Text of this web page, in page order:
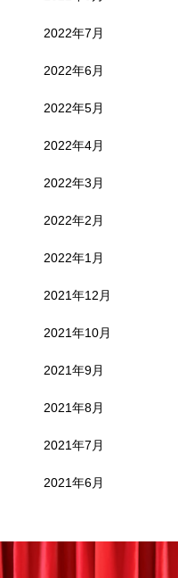
2022年7月
2022年6月
2022年5月
2022年4月
2022年3月
2022年2月
2022年1月
2021年12月
2021年10月
2021年9月
2021年8月
2021年7月
2021年6月